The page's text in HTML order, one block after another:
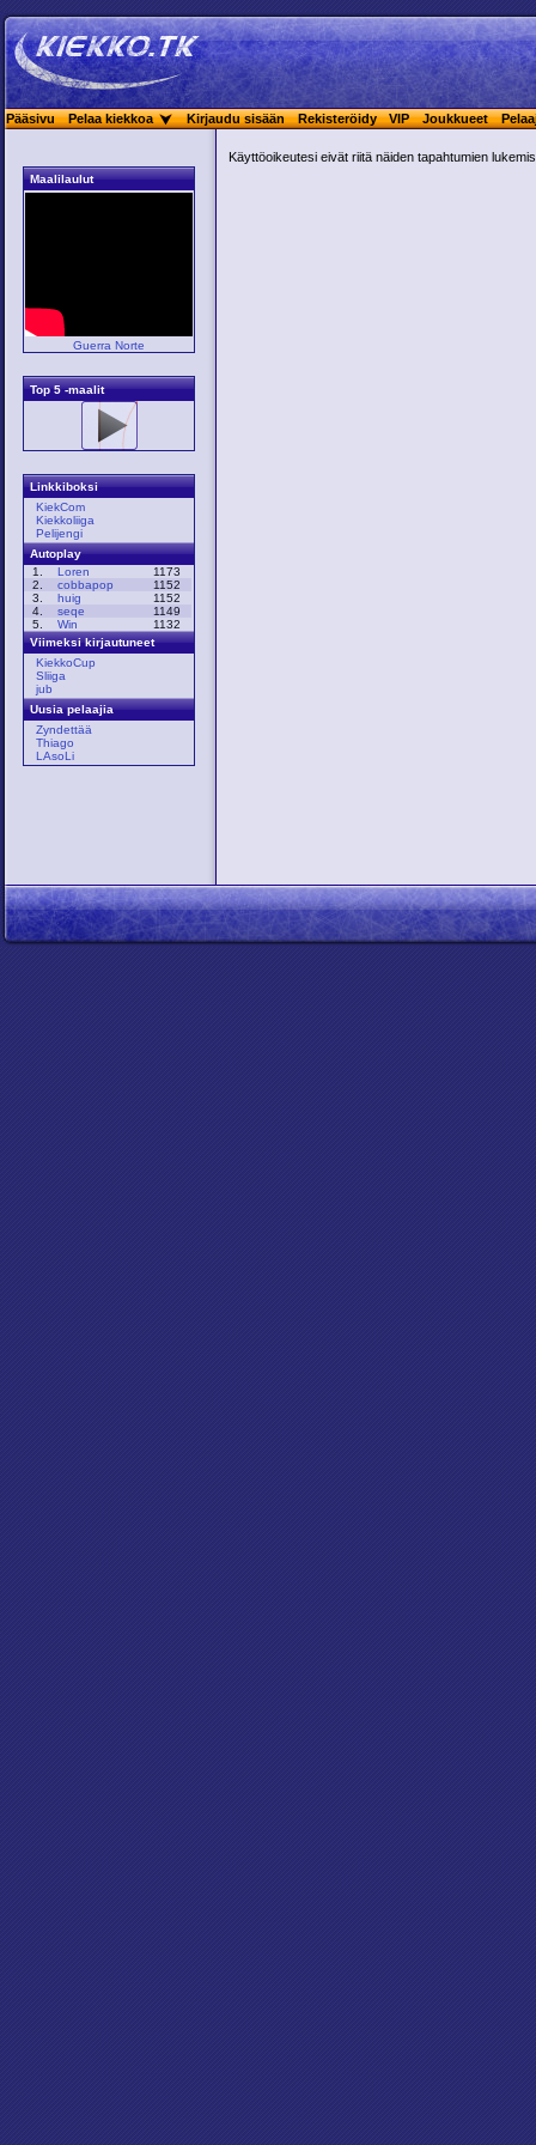
Pääsivu Pelaa kiekkoa Kirjaudu sisään Rekisteröidy VIP Joukkueet
Maalilaulut
Guerra Norte
Top 5 -maalit
Linkkiboksi
KiekCom
Kiekkoliiga
Pelijengi
Autoplay
1.
Loren
1173
2.
cobbapop
1152
3.
huig
1152
4.
seqe
1149
5.
Win
1132
Viimeksi kirjautuneet
KiekkoCup
Sliiga
jub
Uusia pelaajia
Zyndettää
Thiago
LAsoLi
Käyttöoikeutesi eivät riitä näiden tapahtumien